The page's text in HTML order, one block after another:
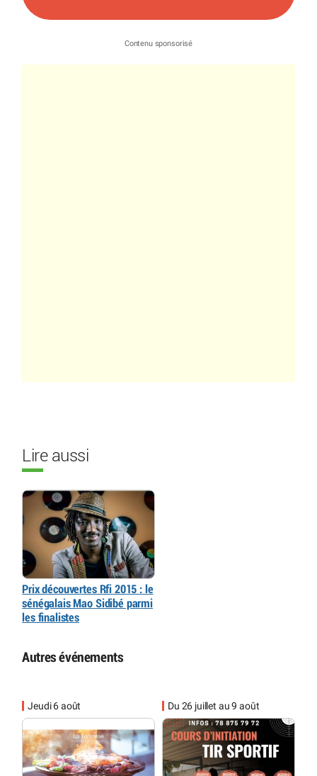
Lire aussi
Prix découvertes Rfi 2015 : le
sénégalais Mao Sidibé parmi
les finalistes
Autres événements
Jeudi 6 août Du 26 juillet au 9 août